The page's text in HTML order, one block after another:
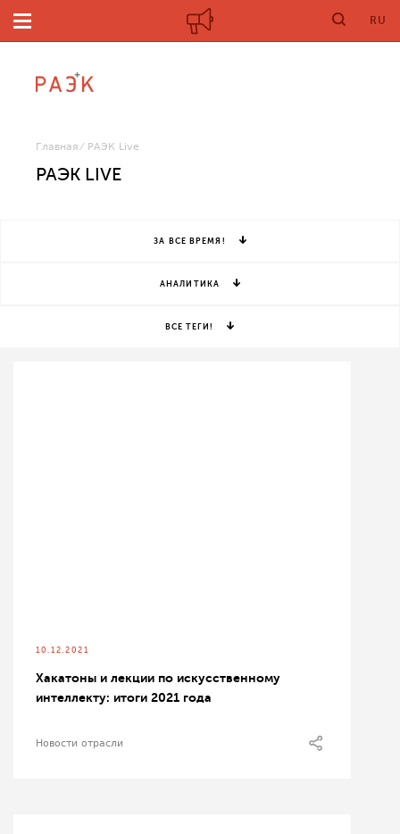
RU
Главная РАЭК Live
РАЭК LIVE
ЗА ВСЕ ВРЕМЯ!
АНАЛИТИКА
ВСЕ ТЕГИ!
10.12.2021
Хакатоны и лекции по искусственному
интеллекту: итоги 2021 года
Новости отрасли